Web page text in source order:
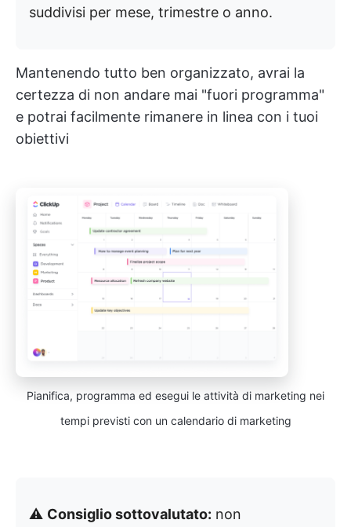
suddivisi per mese, trimestre o anno.
Mantenendo tutto ben organizzato, avrai la
certezza di non andare mai "fuori programma"
e potrai facilmente rimanere in linea con i tuoi
obiettivi
Pianifica, programma ed esegui le attività di marketing nei
tempi previsti con un calendario di marketing
⚠️ Consiglio sottovalutato: non